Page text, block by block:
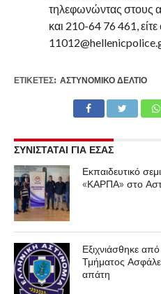
τηλεφωνώντας στους
και 210-64 76 461,
ΕΤΙΚΕΤΕΣ: ΑΣΤΥΝΟΜΙΚΌ ΔΕΛΤΊΟ
ΣΥΝΙΣΤΑΤΑΙ ΓΙΑ ΕΣΑΣ
Εκπαιδευτικό
«ΚΑΡΠΑ» στο
Εξιχνιάσθηκε
Τμήματος
απάτη